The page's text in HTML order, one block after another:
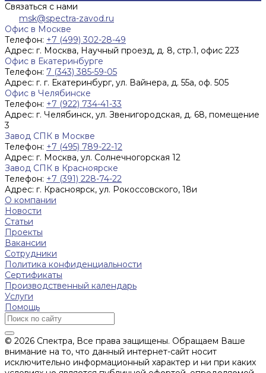
Связаться с нами
msk@spectra-zavod.ru
Офис в Москве
Телефон: +7 (499) 302-28-49
Адрес: г. Москва, Научный проезд, д. 8, стр.1, офис 223
Офис в Екатеринбурге
Телефон: 7 (343) 385-59-05
Адрес: г. г. Екатеринбург, ул. Вайнера, д. 55а, оф. 505
Офис в Челябинске
Телефон: +7 (922) 734-41-33
Адрес: г. Челябинск, ул. Звенигородская, д. 68, помещение
3
Завод СПК в Москве
Телефон: +7 (495) 789-22-12
Адрес: г. Москва, ул. Солнечногорская 12
Завод СПК в Красноярске
Телефон: +7 (391) 228-74-22
Адрес: г. Красноярск, ул. Рокоссовского, 18и
О компании
Новости
Статьи
Проекты
Вакансии
Сотрудники
Политика конфиденциальности
Сертификаты
Производственный календарь
Услуги
Помощь
© 2026 Спектра, Все права защищены. Обращаем Ваше
внимание на то, что данный интернет-сайт носит
исключительно информационный характер и ни при каких